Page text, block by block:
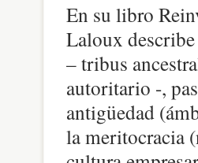
En su libro
Laloux describe
– tribus
autoritario -,
antigüedad
la meritocracia